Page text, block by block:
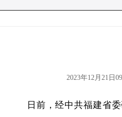
2023年12月21日
日前，经中共福建省